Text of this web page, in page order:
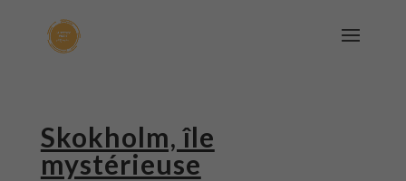
Skokholm, île
mystérieuse